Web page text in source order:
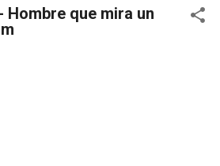
Hombre que mira un